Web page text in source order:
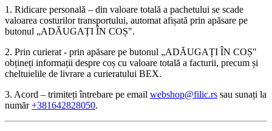
1. Ridicare personală – din valoare totală a pachetului se scade
valoarea costurilor transportului, automat afișată prin apăsare pe
butonul „ADĂUGAȚI ÎN COȘ".
2. Prin curierat - prin apăsare pe butonul „ADĂUGAȚI ÎN COȘ"
obțineți informații despre coș cu valoare totală a facturii, precum și
cheltuielile de livrare a curieratului BEX.
3. Acord – trimiteți întrebare pe email webshop@filic.rs sau sunați la
număr+381642828050.